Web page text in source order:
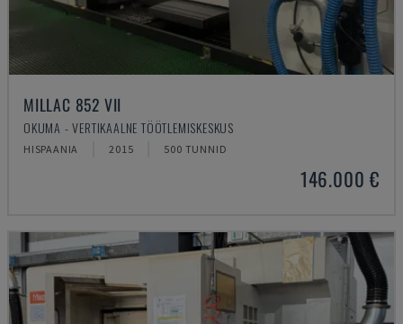
MILLAC 852 VII
OKUMA - VERTIKAALNE TÖÖTLEMISKESKUS
HISPAANIA 2015 500 TUNNID
146.000 €